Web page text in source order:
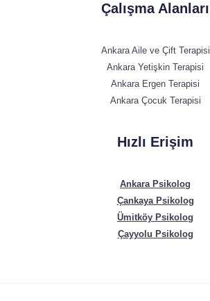
Çalışma Alanları
Ankara Aile ve Çift Terapisi
Ankara Yetişkin Terapisi
Ankara Ergen Terapisi
Ankara Çocuk Terapisi
Hızlı Erişim
Ankara Psikolog
Çankaya Psikolog
Ümitköy Psikolog
Çayyolu Psikolog